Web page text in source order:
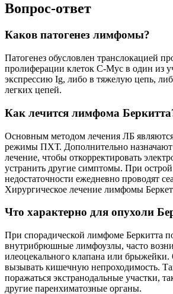
Вопрос-ответ
Каков патогенез лимфомы?
Патогенез обусловлен транслокацией
пролиферации клеток C-Myc в один из
экспрессию Ig, либо в тяжелую цепь,
легких цепей.
Как лечится лимфома
Основным методом лечения ЛБ
режимы ПХТ. Дополнительно назначают
лечение, чтобы откорректировать
устранить другие симптомы. При
недостаточности ежедневно проводят
Хирургическое лечение лимфомы
Что характерно для опухоли
При спорадической лимфоме Беркитта
внутрибрюшные лимфоузлы, часто
илеоцекального клапана или
вызывать кишечную непроходимость.
поражаться экстранодальные участки,
другие паренхиматозные органы.